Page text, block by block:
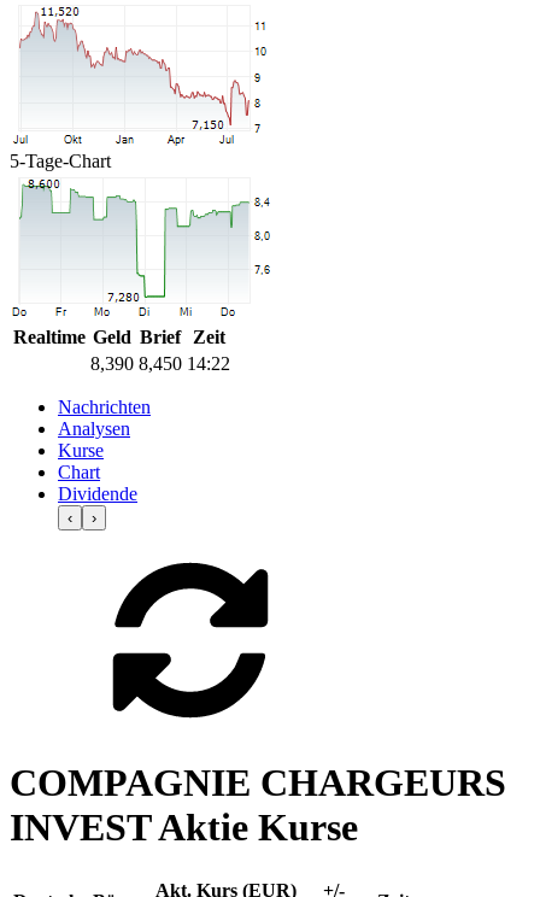
5-Tage-Chart
Realtime Geld Brief
Zeit
8,390 8,450 14:22
Nachrichten
Analysen
Kurse
Chart
Dividende
‹ ›
COMPAGNIE CHARGEURS
INVEST Aktie Kurse
Akt. Kurs (EUR) +/-